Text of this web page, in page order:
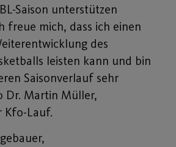
Saison unterstützen
freue mich, dass ich einen
des
leisten kann und bin
Saisonverlauf sehr
Dr. Martin Müller,
Kfo-Lauf.